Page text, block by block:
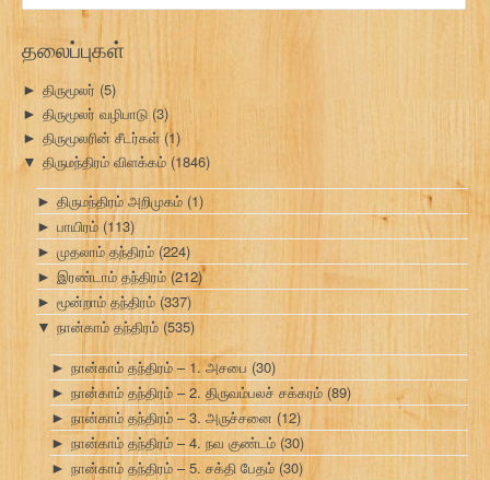
தலைப்புகள்
► திருமூலர் (5)
► திருமூலர் வழிபாடு (3)
► திருமூலரின் சீடர்கள் (1)
▼ திருமந்திரம் விளக்கம் (1846)
► திருமந்திரம் அறிமுகம் (1)
► பாயிரம் (113)
► முதலாம் தந்திரம் (224)
► இரண்டாம் தந்திரம் (212)
► மூன்றாம் தந்திரம் (337)
▼ நான்காம் தந்திரம் (535)
► நான்காம் தந்திரம் – 1. அசபை (30)
► நான்காம் தந்திரம் – 2. திருவம்பலச் சக்கரம் (89)
► நான்காம் தந்திரம் – 3. அருச்சனை (12)
► நான்காம் தந்திரம் – 4. நவ குண்டம் (30)
► நான்காம் தந்திரம் – 5. சக்தி பேதம் (30)